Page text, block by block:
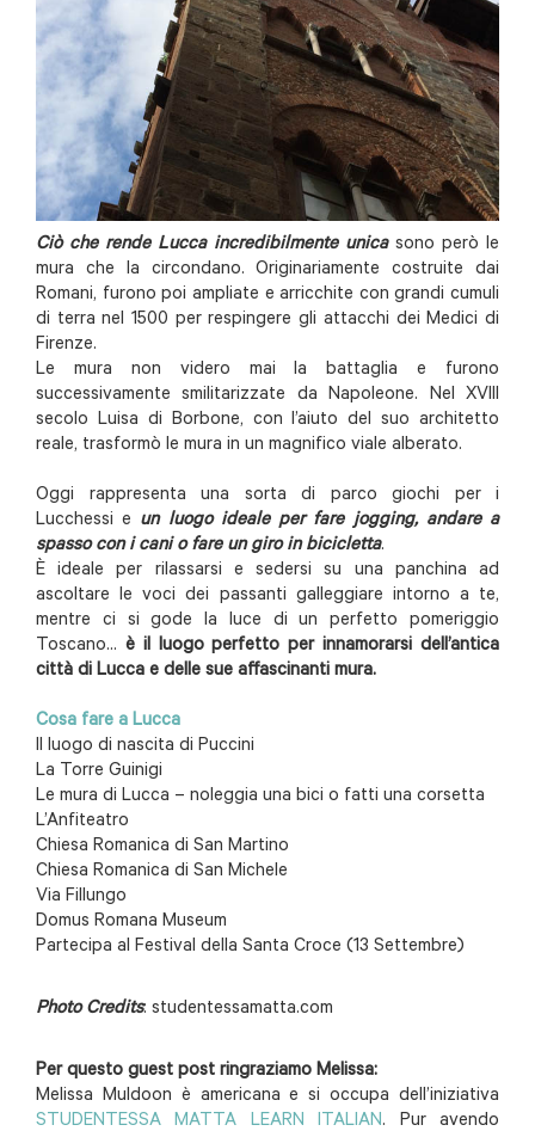
Ciò che rende Lucca incredibilmente unica sono però le
mura che la circondano. Originariamente costruite dai
Romani, furono poi ampliate e arricchite con grandi cumuli
di terra nel 1500 per respingere gli attacchi dei Medici di
Firenze.
Le mura non videro mai la battaglia e furono
successivamente smilitarizzate da Napoleone. Nel XVIII
secolo Luisa di Borbone, con l’aiuto del suo architetto
reale, trasformò le mura in un magnifico viale alberato.
Oggi rappresenta una sorta di parco giochi per i
Lucchessi e un luogo ideale per fare jogging, andare a
spasso con i cani o fare un giro in bicicletta.
È ideale per rilassarsi e sedersi su una panchina ad
ascoltare le voci dei passanti galleggiare intorno a te,
mentre ci si gode la luce di un perfetto pomeriggio
Toscano... è il luogo perfetto per innamorarsi dell’antica
città di Lucca e delle sue affascinanti mura.
Cosa fare a Lucca
Il luogo di nascita di Puccini
La Torre Guinigi
Le mura di Lucca – noleggia una bici o fatti una corsetta
L’Anfiteatro
Chiesa Romanica di San Martino
Chiesa Romanica di San Michele
Via Fillungo
Domus Romana Museum
Partecipa al Festival della Santa Croce (13 Settembre)
Photo Credits: studentessamatta.com
Per questo guest post ringraziamo Melissa:
Melissa Muldoon è americana e si occupa dell’iniziativa
STUDENTESSA MATTA LEARN ITALIAN. Pur avendo